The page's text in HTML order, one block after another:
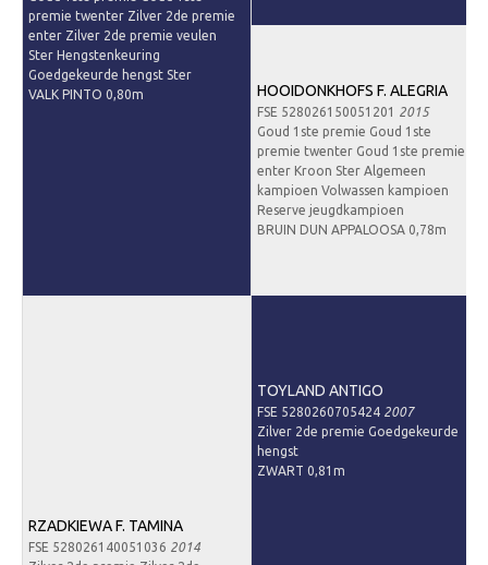
premie twenter Zilver 2de premie
enter Zilver 2de premie veulen
Ster Hengstenkeuring
Goedgekeurde hengst Ster
VALK PINTO 0,80m
HOOIDONKHOFS F. ALEGRIA
FSE 528026150051201 2015
Goud 1ste premie Goud 1ste
premie twenter Goud 1ste premie
enter Kroon Ster Algemeen
kampioen Volwassen kampioen
Reserve jeugdkampioen
BRUIN DUN APPALOOSA 0,78m
RZADKIEWA F. TAMINA
FSE 528026140051036 2014
TOYLAND ANTIGO
FSE 5280260705424 2007
Zilver 2de premie Goedgekeurde
hengst
ZWART 0,81m